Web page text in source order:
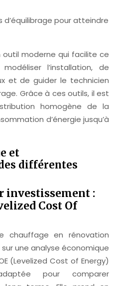
pour atteindre
outil moderne qui facilite ce
l’installation, de
et de guider le technicien
Grâce à ces outils, il est
homogène de la
d’énergie jusqu’à
et
différentes
investissement :
Cost Of
chauffage en rénovation
une analyse économique
(Levelized Cost of Energy)
pour comparer